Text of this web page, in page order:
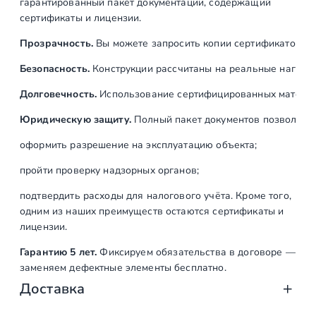
сертификаты и лицензии.
Прозрачность.Вы можете запросить копии сертификатов
Безопасность.Конструкции рассчитаны на реальные
Долговечность. Использование сертифицированных
Юридическую защиту.Полный пакет документов позволяет:
оформить разрешение на эксплуатацию объекта;
пройти проверку надзорных органов;
подтвердить расходы для налогового учёта. Кроме того,
одним из наших преимуществ остаются сертификаты и
лицензии.
Гарантию 5 лет. Фиксируем обязательства в договоре —
заменяем дефектные элементы бесплатно.
Доставка